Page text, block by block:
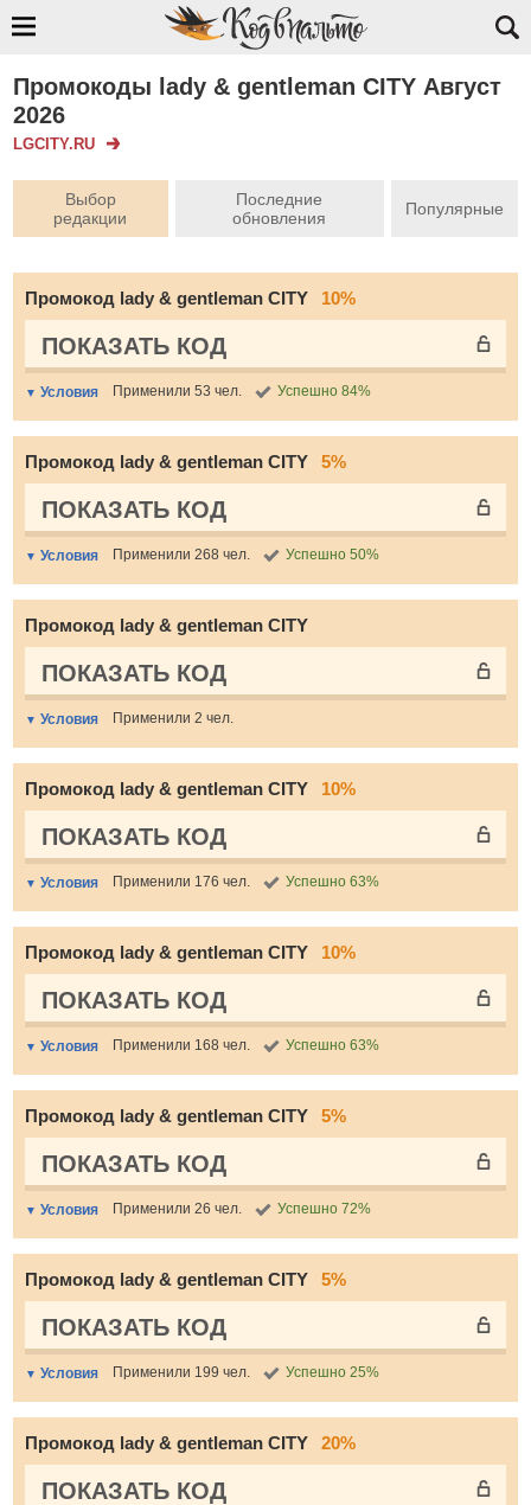
Промокоды lady & gentleman CITY Август
2026
LGCITY.RU
Выбор
редакции
Последние
обновления
Популярные
Промокод lady & gentleman CITY 10%
ПОКАЗАТЬ КОД
Условия Применили 53 чел. Успешно 84%
Промокод lady & gentleman CITY 5%
ПОКАЗАТЬ КОД
Условия Применили 268 чел. Успешно 50%
Промокод lady & gentleman CITY
ПОКАЗАТЬ КОД
Условия Применили 2 чел.
Промокод lady & gentleman CITY 10%
ПОКАЗАТЬ КОД
Условия Применили 176 чел. Успешно 63%
Промокод lady & gentleman CITY 10%
ПОКАЗАТЬ КОД
Условия Применили 168 чел. Успешно 63%
Промокод lady & gentleman CITY 5%
ПОКАЗАТЬ КОД
Условия Применили 26 чел. Успешно 72%
Промокод lady & gentleman CITY 5%
ПОКАЗАТЬ КОД
Условия Применили 199 чел. Успешно 25%
Промокод lady & gentleman CITY 20%
ПОКАЗАТЬ КОД